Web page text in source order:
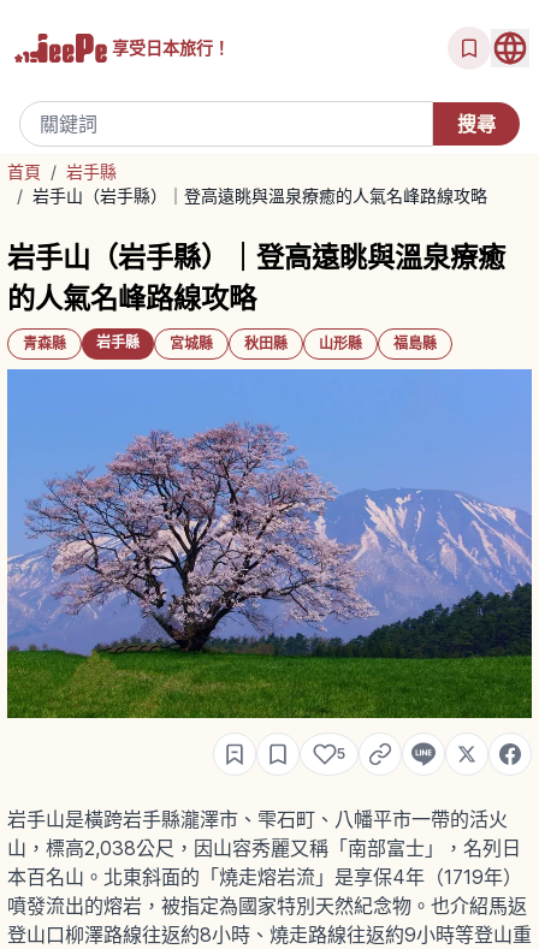
享受日本旅行！
首頁 / 岩手縣
/ 岩手山（岩手縣）｜登高遠眺與溫泉療癒的人氣名峰路線攻略
岩手山（岩手縣）｜登高遠眺與溫泉療癒
的人氣名峰路線攻略
青森縣 岩手縣 宮城縣 秋田縣 山形縣 福島縣
5
岩手山是橫跨岩手縣瀧澤市、雫石町、八幡平市一帶的活火
山，標高2,038公尺，因山容秀麗又稱「南部富士」，名列日
本百名山。北東斜面的「燒走熔岩流」是享保4年（1719年）
噴發流出的熔岩，被指定為國家特別天然紀念物。也介紹馬返
登山口柳澤路線往返約8小時、燒走路線往返約9小時等登山重